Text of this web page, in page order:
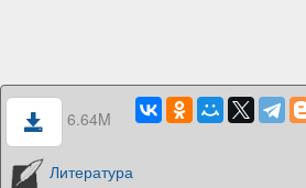
6.64M
Литература